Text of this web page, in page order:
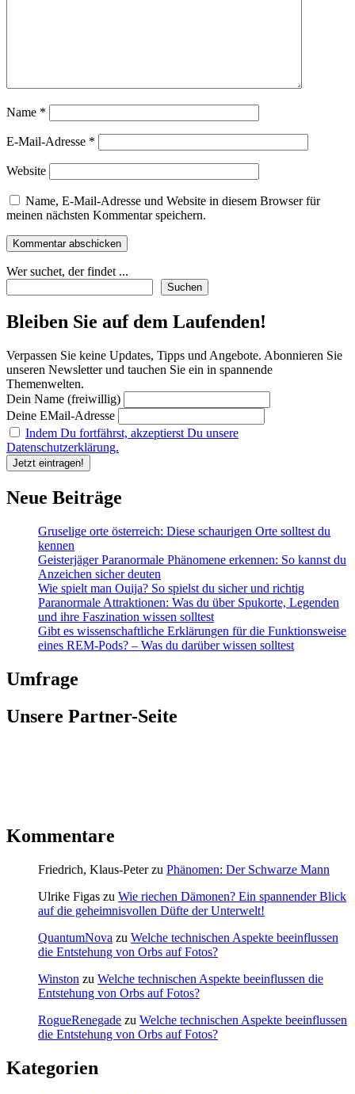
Name *
E-Mail-Adresse *
Website
Name, E-Mail-Adresse und Website in diesem Browser für
meinen nächsten Kommentar speichern.
Wer suchet, der findet ...
Suchen
Bleiben Sie auf dem Laufenden!
Verpassen Sie keine Updates, Tipps und Angebote. Abonnieren Sie
unseren Newsletter und tauchen Sie ein in spannende
Themenwelten.
Dein Name (freiwillig)
Deine EMail-Adresse
Indem Du fortfährst, akzeptierst Du unsere
Datenschutzerklärung.
Neue Beiträge
Gruselige orte österreich: Diese schaurigen Orte solltest du
kennen
Geisterjäger Paranormale Phänomene erkennen: So kannst du
Anzeichen sicher deuten
Wie spielt man Ouija? So spielst du sicher und richtig
Paranormale Attraktionen: Was du über Spukorte, Legenden
und ihre Faszination wissen solltest
Gibt es wissenschaftliche Erklärungen für die Funktionsweise
eines REM-Pods? – Was du darüber wissen solltest
Umfrage
Unsere Partner-Seite
Kommentare
Friedrich, Klaus-Peterzu Phänomen: Der Schwarze Mann
Ulrike Figas zu Wie riechen Dämonen? Ein spannender Blick
auf die geheimnisvollen Düfte der Unterwelt!
QuantumNova zu Welche technischen Aspekte beeinflussen
die Entstehung von Orbs auf Fotos?
Winston zu Welche technischen Aspekte beeinflussen die
Entstehung von Orbs auf Fotos?
RogueRenegade zu Welche technischen Aspekte beeinflussen
die Entstehung von Orbs auf Fotos?
Kategorien